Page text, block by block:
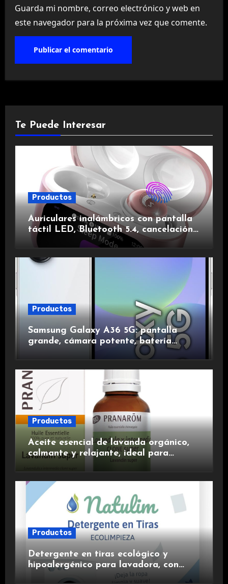
Guarda mi nombre, correo electrónico y web en
este navegador para la próxima vez que comente.
Te Puede Interesar
Productos
Auriculares inalámbricos con pantalla
táctil LED, Bluetooth 5.4, cancelación
de ruido, impermeables y de larga
Productos
Samsung Galaxy A36 5G: pantalla
grande, cámara potente, batería
duradera y carga rápida para una
Productos
Aceite esencial de lavanda orgánico,
calmante y relajante, ideal para
Productos
Detergente en tiras ecológico y
hipoalergénico para lavadora, con
suavizante incluido y fragancia de